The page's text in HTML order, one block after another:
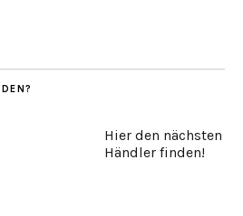
Hier den nächsten
Händler finden!